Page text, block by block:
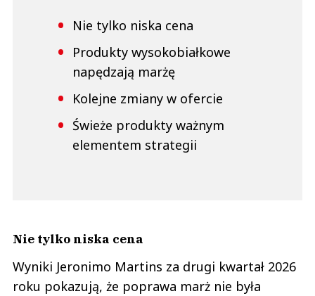
Nie tylko niska cena
Produkty wysokobiałkowe
napędzają marżę
Kolejne zmiany w ofercie
Świeże produkty ważnym
elementem strategii
Nie tylko niska cena
Wyniki Jeronimo Martins za drugi kwartał 2026
roku pokazują, że poprawa marż nie była